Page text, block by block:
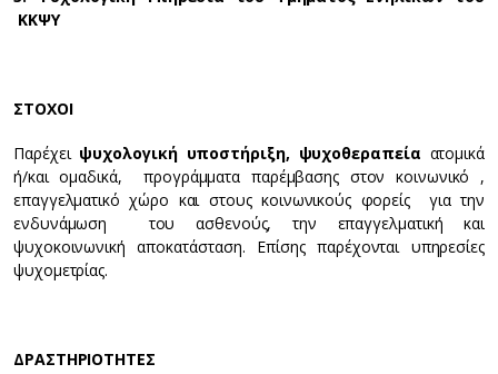
ΚΚΨΥ
ΣΤΟΧΟΙ
Παρέχει ψυχολογική υποστήριξη, ψυχοθεραπεία ατομικά
ή/και ομαδικά, προγράμματα παρέμβασης στον κοινωνικό ,
επαγγελματικό χώρο και στους κοινωνικούς φορείς για την
ενδυνάμωση του ασθενούς, την επαγγελματική και
ψυχοκοινωνική αποκατάσταση. Επίσης παρέχονται υπηρεσίες
ψυχομετρίας.
ΔΡΑΣΤΗΡΙΟΤΗΤΕΣ